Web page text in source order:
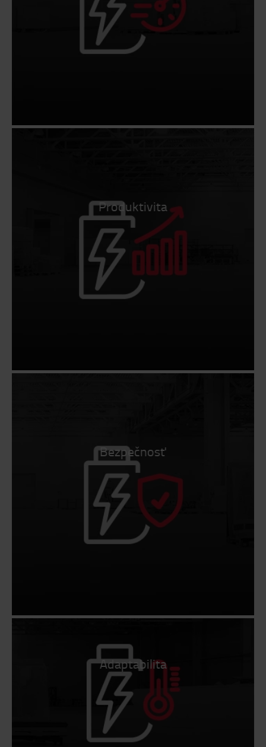
Produktivita
Bezpečnosť
Adaptabilita